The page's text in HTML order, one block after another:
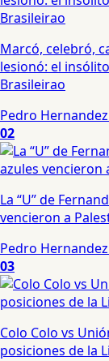
Marcó, celebró,
lesionó: el
Brasileirao
Pedro Hernandez
02
La “U” de
vencieron a
Pedro Hernandez
03
Colo Colo vs
posiciones de la